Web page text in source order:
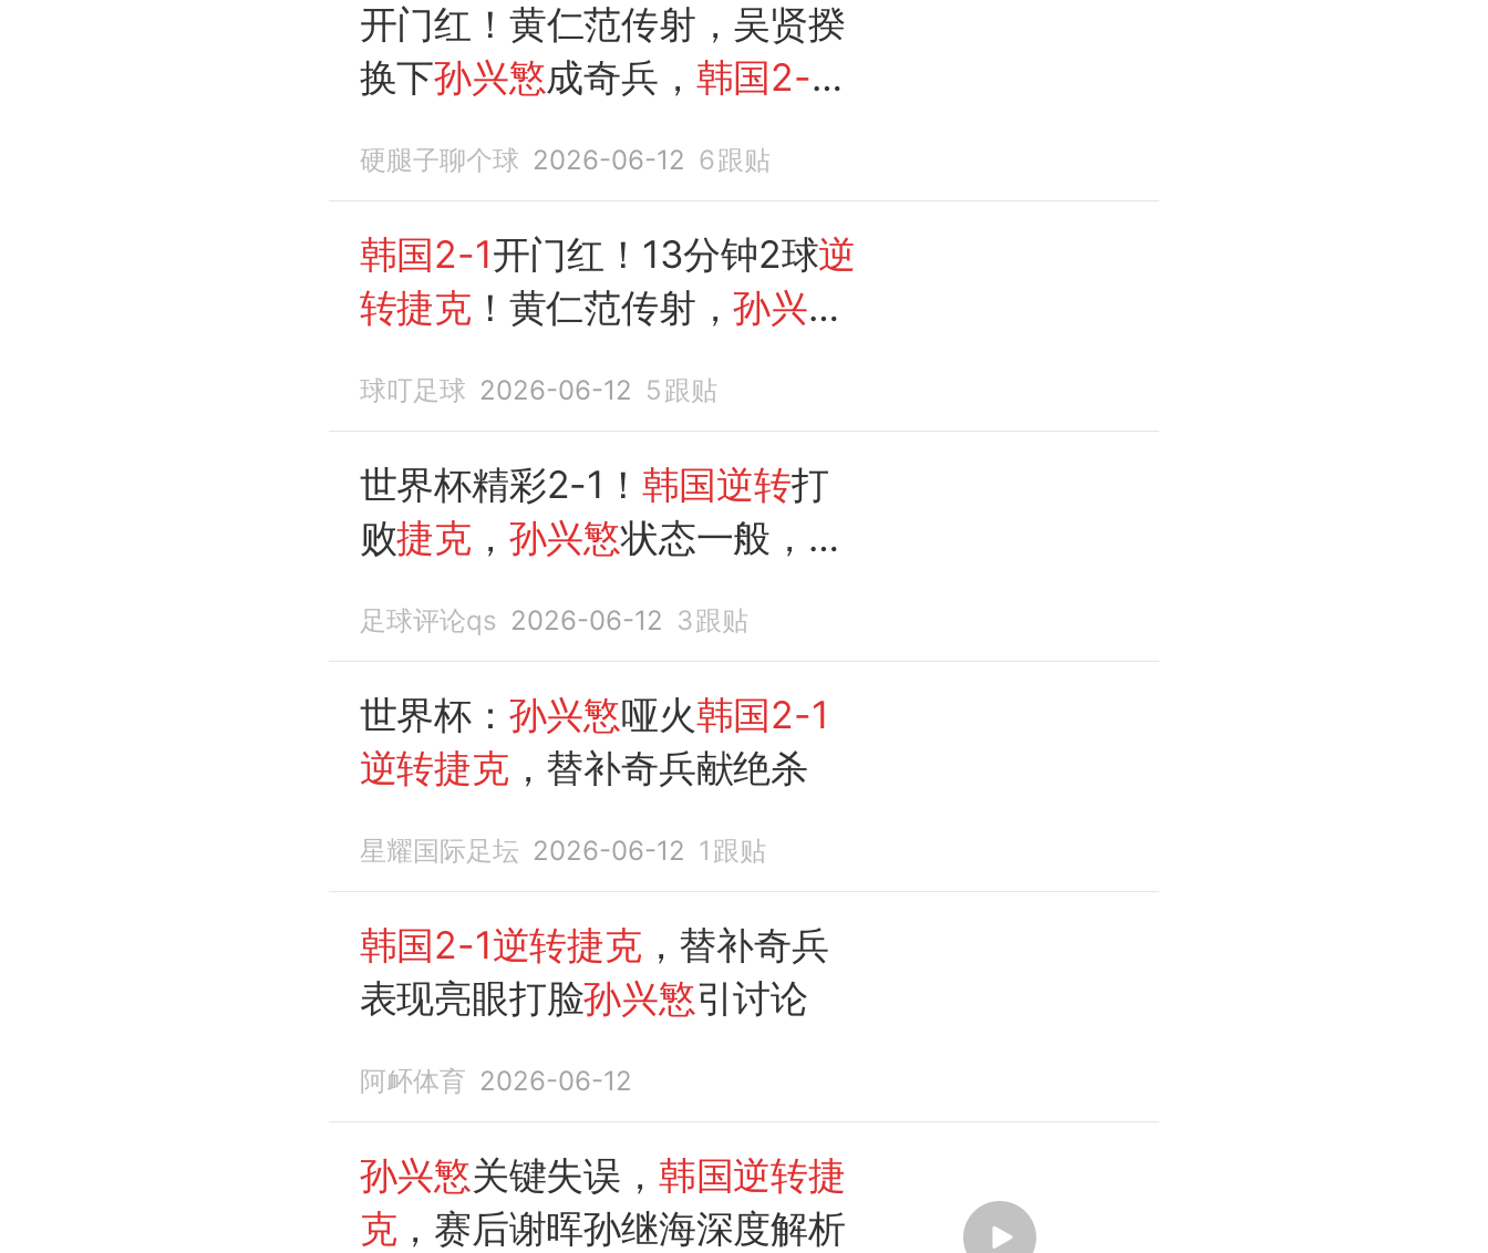
开门红！黄仁范传射，吴贤揆
换下孙兴慜成奇兵， 韩国2-1
硬腿子聊个球 2026-06-12 6跟贴
韩国2-1开门红！13分钟2球逆
转捷克 ！黄仁范传射，孙兴慜
球叮足球 2026-06-12 5 跟贴
世界杯精彩2-1！ 韩国逆转打
败捷克 ， 孙兴慜状态一般，吴
足球评论qs 2026-06-12 3跟贴
世界杯： 孙兴慜哑火韩国2-1
逆转捷克 ，替补奇兵献绝杀
星耀国际足坛 2026-06-12 1 跟贴
韩国2-1逆转捷克 ，替补奇兵
表现亮眼打脸孙兴慜引讨论
阿衃体育 2026-06-12
孙兴慜关键失误， 韩国逆转捷
克 ，赛后谢晖孙继海深度解析